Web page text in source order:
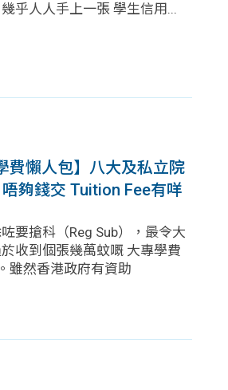
乎人人手上一張 學生信用...
費懶人包】八大及私立院
夠錢交 Tuition Fee有咩
要搶科（Reg Sub），最令大
收到個張幾萬蚊嘅 大專學費
雖然香港政府有資助